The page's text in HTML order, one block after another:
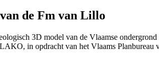
de Fm van Lillo
3D model van de Vlaamse
in opdracht van het Vlaams Planbureau